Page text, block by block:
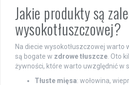
Jakie produkty są
wysokotłuszczowej?
Na diecie wysokotłuszczowej warto
są bogate w zdrowe tłuszcze . Oto
żywności, które warto uwzględnić w
Tłuste mięsa: wołowina,